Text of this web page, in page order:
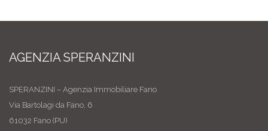
AGENZIA SPERANZINI
SPERANZINI – Agenzia Immobiliare Fano
Via Bartolagi da Fano, 6
61032 Fano (PU)